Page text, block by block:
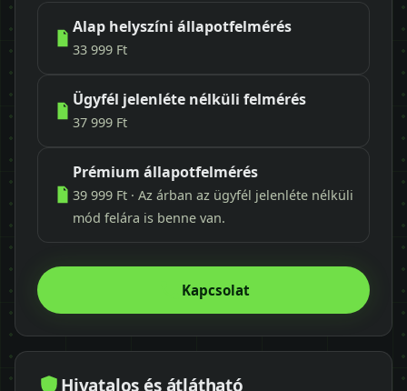
Alap helyszíni állapotfelmérés
33 999 Ft
Ügyfél jelenléte nélküli felmérés
37 999 Ft
Prémium állapotfelmérés
39 999 Ft · Az árban az ügyfél jelenléte nélküli
mód felára is benne van.
Kapcsolat
Hivatalos és átlátható